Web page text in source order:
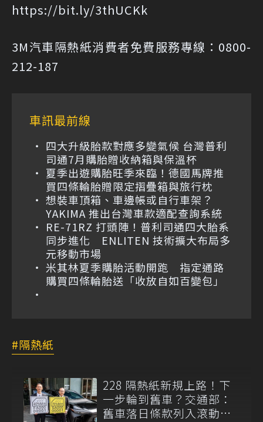
https://bit.ly/3thUCKk
3M汽車隔熱紙消費者免費服務專線：0800-
212-187
車訊最前線
四大升級胎款對應多變氣候 台灣普利
司通7月購胎贈收納箱與保溫杯
夏季出遊購胎旺季來臨！德國馬牌推
買四條輪胎贈限定摺疊箱與旅行枕
想裝車頂箱、車邊帳或自行車架？
YAKIMA 推出台灣車款適配查詢系統
RE-71RZ 打頭陣！普利司通四大胎系
同步進化 ENLITEN 技術擴大布局多
元移動市場
米其林夏季購胎活動開跑 指定通路
購買四條輪胎送「收放自如百變包」
隔熱紙
228 隔熱紙新規上路！下
一步輪到舊車？交通部：
舊車落日條款列入滾動檢